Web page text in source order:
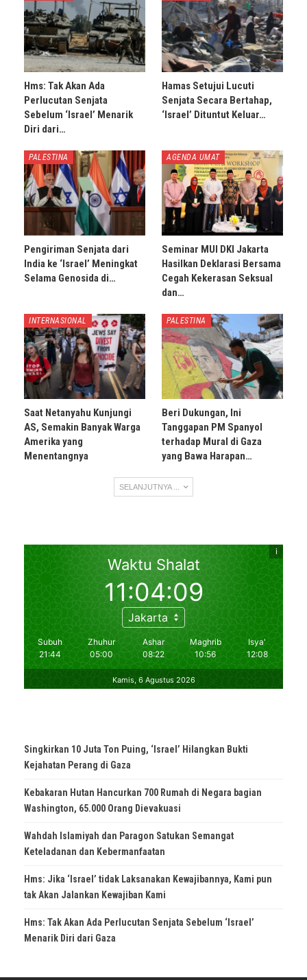
Hms: Tak Akan Ada
Perlucutan Senjata
Sebelum ‘Israel’ Menarik
Diri dari…
Hamas Setujui Lucuti
Senjata Secara Bertahap,
‘Israel’ Dituntut Keluar…
PALESTINA
Pengiriman Senjata dari
India ke ‘Israel’ Meningkat
Selama Genosida di…
AGENDA UMAT
Seminar MUI DKI Jakarta
Hasilkan Deklarasi Bersama
Cegah Kekerasan Seksual
dan…
INTERNASIONAL
Saat Netanyahu Kunjungi
AS, Semakin Banyak Warga
Amerika yang
Menentangnya
PALESTINA
Beri Dukungan, Ini
Tanggapan PM Spanyol
terhadap Mural di Gaza
yang Bawa Harapan…
SELANJUTNYA ...
Singkirkan 10 Juta Ton Puing, ‘Israel’ Hilangkan Bukti
Kejahatan Perang di Gaza
Kebakaran Hutan Hancurkan 700 Rumah di Negara bagian
Washington, 65.000 Orang Dievakuasi
Wahdah Islamiyah dan Paragon Satukan Semangat
Keteladanan dan Kebermanfaatan
Hms: Jika ‘Israel’ tidak Laksanakan Kewajibannya, Kami pun
tak Akan Jalankan Kewajiban Kami
Hms: Tak Akan Ada Perlucutan Senjata Sebelum ‘Israel’
Menarik Diri dari Gaza